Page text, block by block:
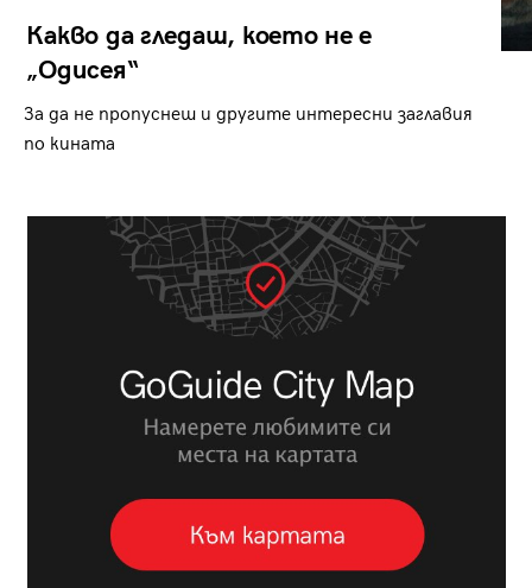
Какво да гледаш, което не е
„Одисея“
За да не пропуснеш и другите интересни заглавия
по кината